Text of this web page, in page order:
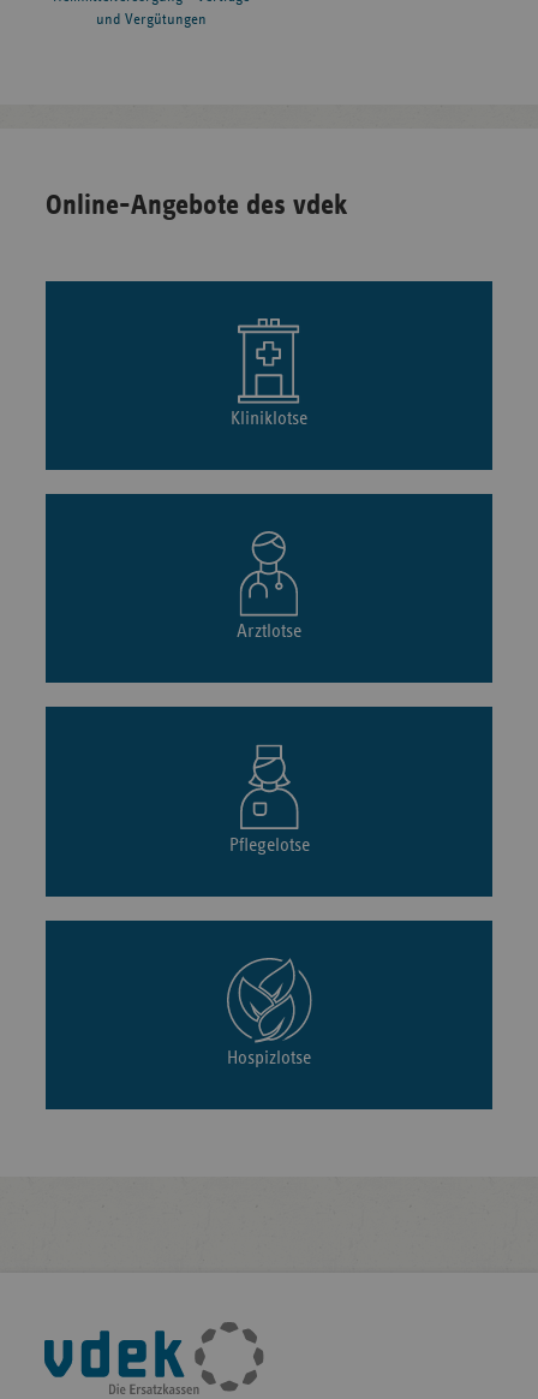
und Vergütungen
Online-Angebote des vdek
Kliniklotse
Arztlotse
Pflegelotse
Hospizlotse
Fußleisten-
Navigation